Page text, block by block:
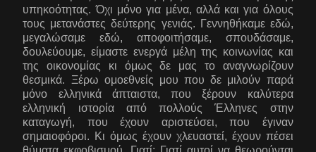
υπηκοότητας. Όχι μόνο για μένα, αλλά και για όλους
τους μετανάστες δεύτερης γενιάς. Γεννηθήκαμε εδώ,
μεγαλώσαμε εδώ, αποφοιτήσαμε, σπουδάσαμε,
δουλεύουμε, είμαστε ενεργά μέλη της κοινωνίας και
της οικονομίας κι όμως δε μας το αναγνωρίζουν
θεσμικά. Ξέρω ομοεθνείς μου που δε μιλούν παρά
μόνο ελληνικά άπταιστα, που ξέρουν καλύτερα
ελληνική ιστορία από πολλούς Έλληνες στην
καταγωγή, που έχουν αριστεύσει, που έγιναν
σημαιοφόροι. Κι όμως έχουν χλευαστεί, έχουν πέσει